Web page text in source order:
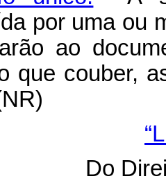
por uma ou
ao
que couber,
Do